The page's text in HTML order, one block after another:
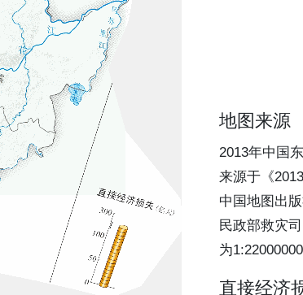
地图来源
2013年中国
来源于《
中国地图出
民政部救灾
为1:22000000
直接经济